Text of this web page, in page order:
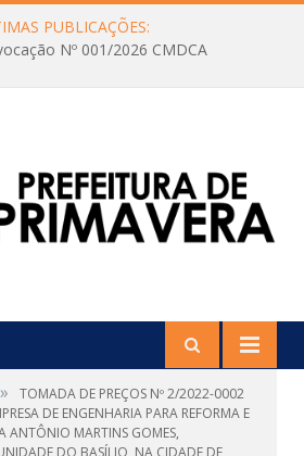
PUBLICAÇÕES:
Nº 001/2026 CMDCA
»
TOMADA DE PREÇOS Nº 2/2022-0002
DE ENGENHARIA PARA REFORMA E
ANTÔNIO MARTINS GOMES,
DO BASÍLIO, NA CIDADE DE